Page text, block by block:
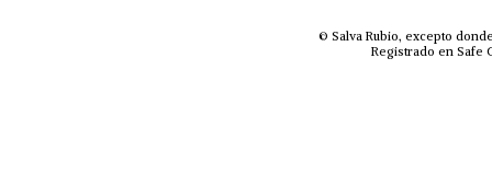
© Salva Rubio, excepto
Registrado en Safe